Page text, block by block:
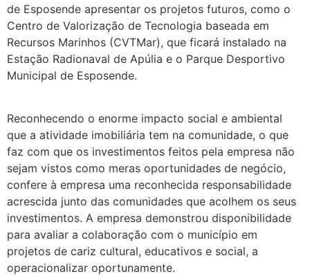
de Esposende apresentar os projetos futuros, como o
Centro de Valorização de Tecnologia baseada em
Recursos Marinhos (CVTMar), que ficará instalado na
Estação Radionaval de Apúlia e o Parque Desportivo
Municipal de Esposende.
Reconhecendo o enorme impacto social e ambiental
que a atividade imobiliária tem na comunidade, o que
faz com que os investimentos feitos pela empresa não
sejam vistos como meras oportunidades de negócio,
confere à empresa uma reconhecida responsabilidade
acrescida junto das comunidades que acolhem os seus
investimentos. A empresa demonstrou disponibilidade
para avaliar a colaboração com o município em
projetos de cariz cultural, educativos e social, a
operacionalizar oportunamente.